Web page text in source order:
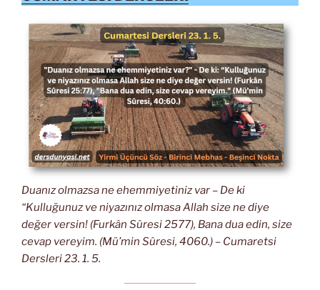
Duanız olmazsa ne ehemmiyetiniz var – De ki
“Kulluğunuz ve niyazınız olmasa Allah size ne diye
değer versin! (Furkân Sûresi 2577), Bana dua edin, size
cevap vereyim. (Mü’min Sûresi, 4060.) – Cumaretsi
Dersleri 23. 1. 5.